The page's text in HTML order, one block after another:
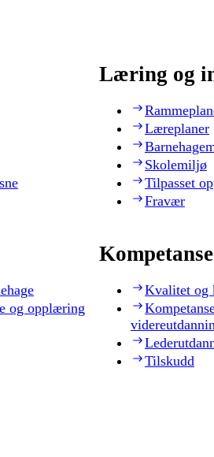
Læring og
Læreplaner
Skolemiljø
Tilpasset
Fravær
og opplæring
Kvalitet og
Tilskudd